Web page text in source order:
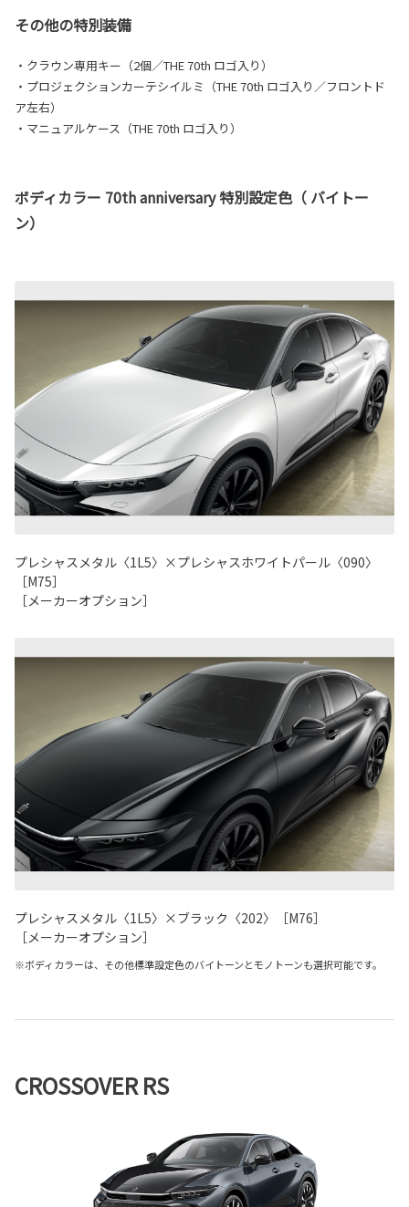
その他の特別装備
・クラウン専用キー（2個／THE 70th ロゴ入り）
・プロジェクションカーテシイルミ（THE 70th ロゴ入り／フロントド
ア左右）
・マニュアルケース（THE 70th ロゴ入り）
ボディカラー 70th anniversary 特別設定色（ バイトー
ン）
プレシャスメタル〈1L5〉×プレシャスホワイトパール〈090〉
［M75］
［メーカーオプション］
プレシャスメタル〈1L5〉×ブラック〈202〉［M76］
［メーカーオプション］
※ボディカラーは、その他標準設定色のバイトーンとモノトーンも選択可能です。
CROSSOVER RS